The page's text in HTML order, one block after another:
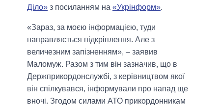
Діло» з посиланням на «Укрінформ».
«Зараз, за моєю інформацією, туди
направляється підкріплення. Але з
величезним запізненням», – заявив
Маломуж. Разом з тим він зазначив, що в
Держприкордонслужбі, з керівництвом якої
він спілкувався, інформували про напад ще
вночі. Згодом силами АТО прикордонникам